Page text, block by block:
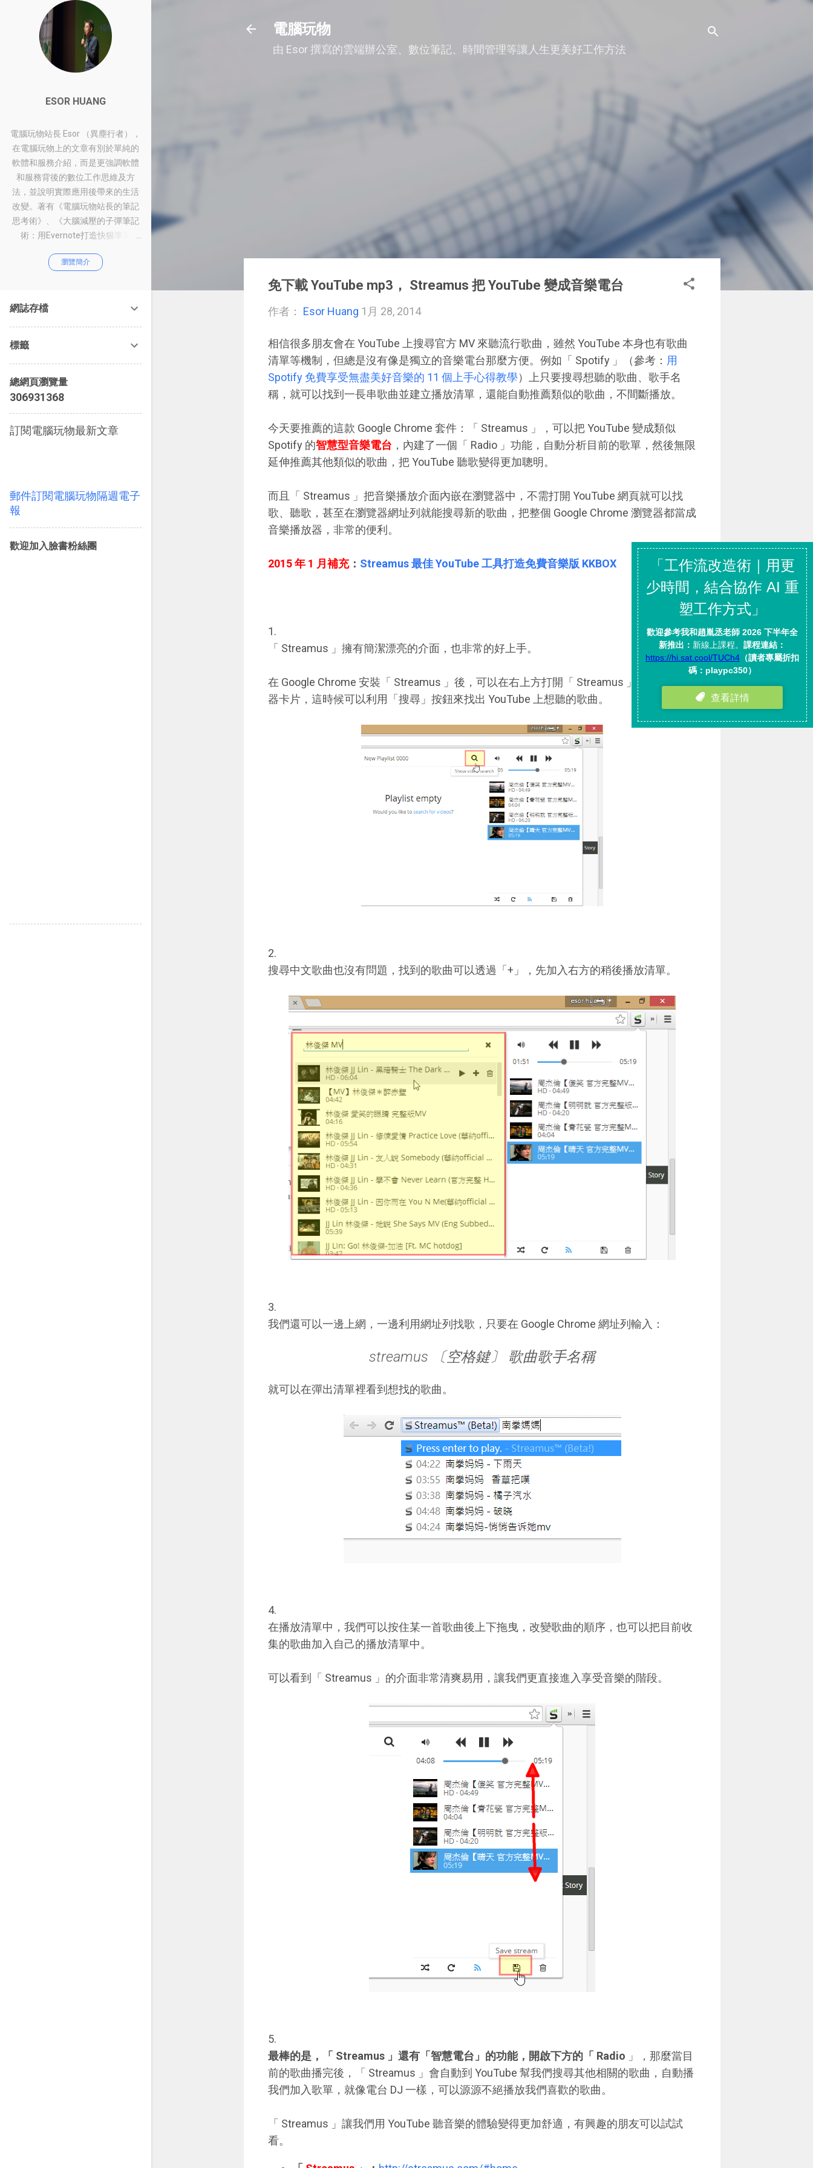
電腦玩物
由 Esor 撰寫的雲端辦公室、數位筆記、時間管理等讓人生更美好工作方法
免下載 YouTube mp3， Streamus 把 YouTube 變成音樂電台
作者： Esor Huang 1月 28, 2014
相信很多朋友會在 YouTube 上搜尋官方 MV 來聽流行歌曲，雖然 YouTube 本身也有歌曲
清單等機制，但總是沒有像是獨立的音樂電台那麼方便。例如「 Spotify 」（參考： 用
Spotify 免費享受無盡美好音樂的 11 個上手心得教學）上只要搜尋想聽的歌曲、歌手名
稱，就可以找到一長串歌曲並建立播放清單，還能自動推薦類似的歌曲，不間斷播放。
今天要推薦的這款 Google Chrome 套件：「 Streamus 」，可以把 YouTube 變成類似
Spotify 的智慧型音樂電台 ，內建了一個「 Radio 」功能，自動分析目前的歌單，然後無限
延伸推薦其他類似的歌曲，把 YouTube 聽歌變得更加聰明。
而且「 Streamus 」把音樂播放介面內嵌在瀏覽器中，不需打開 YouTube 網頁就可以找
歌、聽歌，甚至在瀏覽器網址列就能搜尋新的歌曲，把整個 Google Chrome 瀏覽器都當成
音樂播放器，非常的便利。
2015 年 1 月補充： Streamus 最佳 YouTube 工具打造免費音樂版 KKBOX
1.
「 Streamus 」擁有簡潔漂亮的介面，也非常的好上手。
在 Google Chrome 安裝「 Streamus 」後，可以在右上方打開「 Streamus 」的音樂播放
器卡片，這時候可以利用「搜尋」按鈕來找出 YouTube 上想聽的歌曲。
2.
搜尋中文歌曲也沒有問題，找到的歌曲可以透過「+」，先加入右方的稍後播放清單。
3.
我們還可以一邊上網，一邊利用網址列找歌，只要在 Google Chrome 網址列輸入：
streamus 〔空格鍵〕 歌曲歌手名稱
就可以在彈出清單裡看到想找的歌曲。
4.
在播放清單中，我們可以按住某一首歌曲後上下拖曳，改變歌曲的順序，也可以把目前收
集的歌曲加入自己的播放清單中。
可以看到「 Streamus 」的介面非常清爽易用，讓我們更直接進入享受音樂的階段。
5.
最棒的是，「 Streamus 」還有「智慧電台」的功能，開啟下方的「 Radio 」，那麼當目
前的歌曲播完後，「 Streamus 」會自動到 YouTube 幫我們搜尋其他相關的歌曲，自動播
我們加入歌單，就像電台 DJ 一樣，可以源源不絕播放我們喜歡的歌曲。
「 Streamus 」讓我們用 YouTube 聽音樂的體驗變得更加舒適，有興趣的朋友可以試試
看。
ESOR HUANG
電腦玩物站長 Esor （異塵行者），
在電腦玩物上的文章有別於單純的
軟體和服務介紹，而是更強調軟體
和服務背後的數位工作思維及方
法，並說明實際應用後帶來的生活
改變。著有《電腦玩物站長的筆記
思考術》、《大腦減壓的子彈筆記
術：用Evernote打造快狠準系
作術：從職場到人生的100個聰明
瀏覽簡介
網誌存檔
標籤
總網頁瀏覽量
306931368
訂閱電腦玩物最新文章
郵件訂閱電腦玩物隔週電子
報
歡迎加入臉書粉絲團